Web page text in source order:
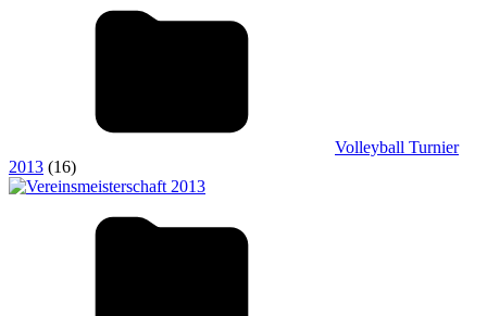
Volleyball Turnier
2013 (16)